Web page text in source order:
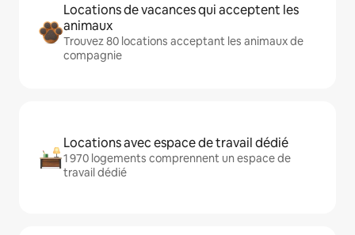
Locations de vacances qui acceptent les
animaux
Trouvez 80 locations acceptant les animaux de
compagnie
Locations avec espace de travail dédié
1 970 logements comprennent un espace de
travail dédié